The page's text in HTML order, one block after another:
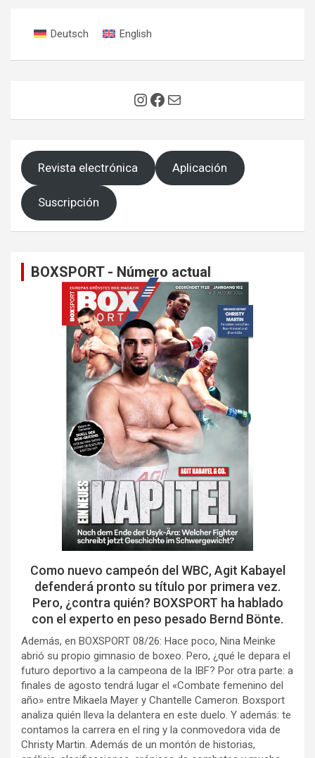
Deutsch English
Instagram
Facebook
Correo electrónico
Revista electrónica Aplicación
Suscripción
BOXSPORT - Número actual
Como nuevo campeón del WBC, Agit Kabayel
defenderá pronto su título por primera vez.
Pero, ¿contra quién? BOXSPORT ha hablado
con el experto en peso pesado Bernd Bönte.
Además, en BOXSPORT 08/26: Hace poco, Nina Meinke
abrió su propio gimnasio de boxeo. Pero, ¿qué le depara el
futuro deportivo a la campeona de la IBF? Por otra parte: a
finales de agosto tendrá lugar el «Combate femenino del
año» entre Mikaela Mayer y Chantelle Cameron. Boxsport
analiza quién lleva la delantera en este duelo. Y además: te
contamos la carrera en el ring y la conmovedora vida de
Christy Martin. Además de un montón de historias,